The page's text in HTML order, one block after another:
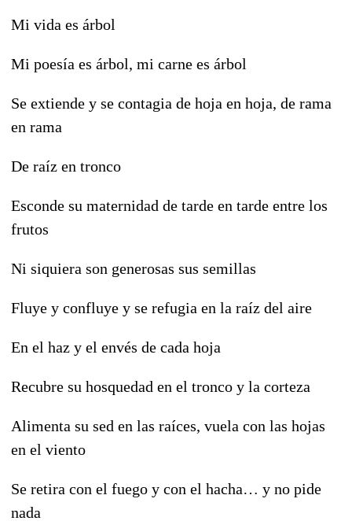
Mi vida es árbol
Mi poesía es árbol, mi carne es árbol
Se extiende y se contagia de hoja en hoja, de rama
en rama
De raíz en tronco
Esconde su maternidad de tarde en tarde entre los
frutos
Ni siquiera son generosas sus semillas
Fluye y confluye y se refugia en la raíz del aire
En el haz y el envés de cada hoja
Recubre su hosquedad en el tronco y la corteza
Alimenta su sed en las raíces, vuela con las hojas
en el viento
Se retira con el fuego y con el hacha… y no pide
nada